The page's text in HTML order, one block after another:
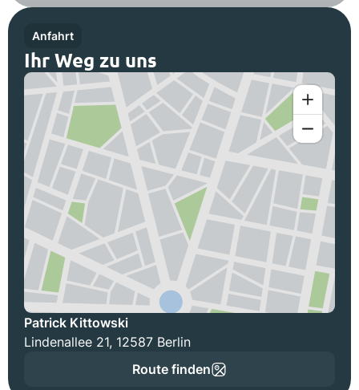
Anfahrt
Ihr Weg zu uns
Patrick Kittowski
Lindenallee 21, 12587 Berlin
Route finden